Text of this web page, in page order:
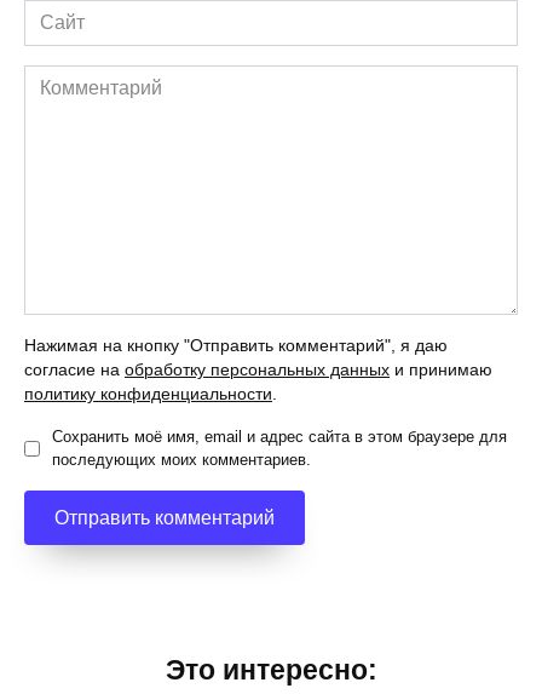
Сайт
Комментарий
Нажимая на кнопку "Отправить комментарий", я даю
согласие на обработку персональных данных и принимаю
политику конфиденциальности.
Сохранить моё имя, email и адрес сайта в этом браузере для
последующих моих комментариев.
Это интересно: